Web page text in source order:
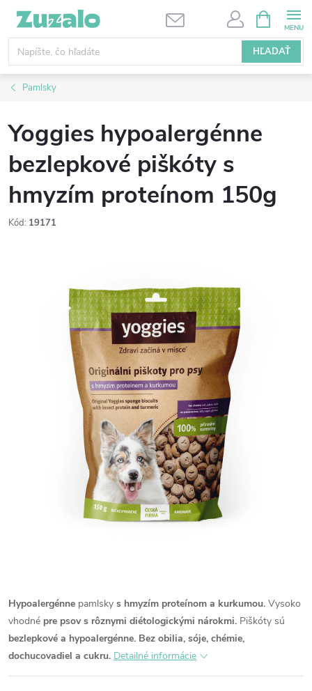
Prejsť
obsah
HĽADAŤ
KOŠÍK
Pamlsky
Yoggies hypoalergénne
bezlepkové piškóty s
hmyzím proteínom 150g
Kód: 19171
Hypoalergénne pamlsky s hmyzím proteínom a kurkumou. Vysoko
vhodné pre psov s rôznymi diétologickými nárokmi. Piškóty sú
bezlepkové a hypoalergénne. Bez obilia, sóje, chémie,
dochucovadiel a cukru. Detailné informácie